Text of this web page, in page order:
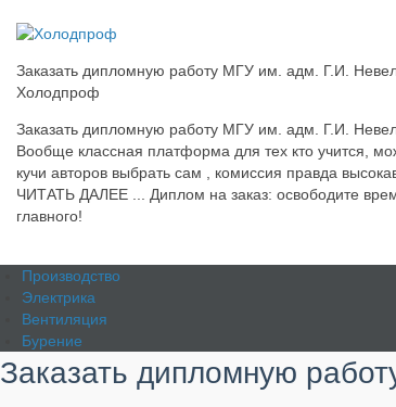
Заказать дипломную работу МГУ им. адм. Г.И.
Холодпроф
Заказать дипломную работу МГУ им. адм. Г.И.
Вообще классная платформа для тех кто учится,
кучи авторов выбрать сам , комиссия правда
ЧИТАТЬ ДАЛЕЕ ... Диплом на заказ: освободите
главного!
Производство
Электрика
Вентиляция
Бурение
Заказать дипломную